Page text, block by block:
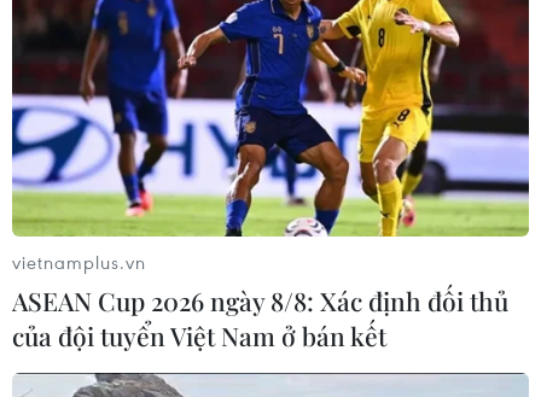
vietnamplus.vn
ASEAN Cup 2026 ngày 8/8: Xác định đối thủ
của đội tuyển Việt Nam ở bán kết